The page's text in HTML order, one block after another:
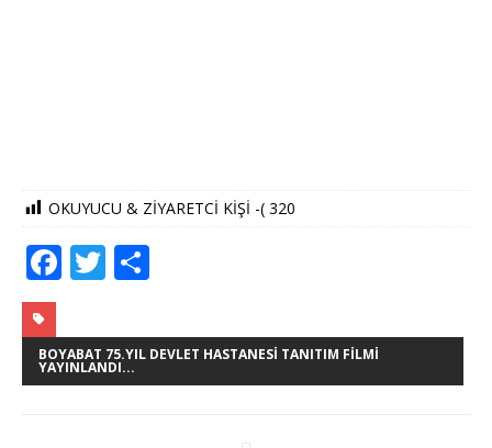
OKUYUCU & ZİYARETCİ KİŞİ -( 320
F
c
e
T
it
te
ar
e
BOYABAT 75.YIL DEVLET HASTANESI TANITIM FILMI
YAYINLANDI...